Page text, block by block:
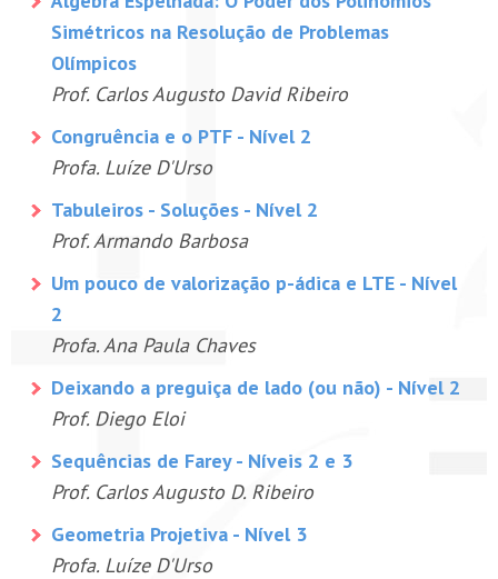
Simétricos na Resolução de Problemas
Olímpicos
Prof. Carlos Augusto David Ribeiro
Congruência e o PTF - Nível 2
Profa. Luíze D'Urso
Tabuleiros - Soluções - Nível 2
Prof. Armando Barbosa
Um pouco de valorização p-ádica e LTE - Nível
2
Profa. Ana Paula Chaves
Deixando a preguiça de lado (ou não) - Nível 2
Prof. Diego Eloi
Sequências de Farey - Níveis 2 e 3
Prof. Carlos Augusto D. Ribeiro
Geometria Projetiva - Nível 3
Profa. Luíze D'Urso